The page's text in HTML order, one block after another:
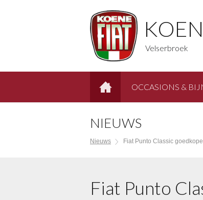
Velserbroek
OCCASIONS &
NIEUWS
Nieuws Fiat Punto Classic
Fiat Punto